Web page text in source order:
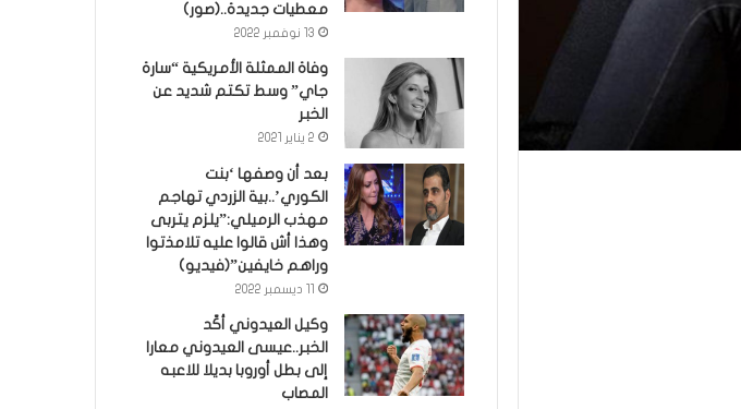
معطيات جديدة..(صور)
13 نوفمبر 2022
وفاة الممثلة الأمريكية “سارة
جاي” وسط تكتم شديد عن
الخبر
2 يناير 2021
بعد أن وصفها ‘بنت
الكوري’..بية الزردي تهاجم
مهذب الرميلي:”يلزم يتربى
وهذا أش قالوا عليه تلامذتوا
وراهم خايفين”(فيديو)
وكيل العيدوني أكّد
الخبر..عيسى العيدوني معارا
إلى بطل أوروبا بديلا للاعبه
المصاب